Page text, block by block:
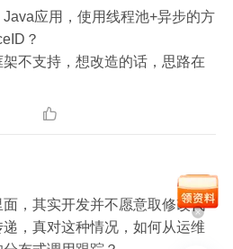
应用，使用线程池+异步的方
？
不支持，想改造的话，思路在

，其实开发并不愿意取修改代
，真对这种情况，如何从运维